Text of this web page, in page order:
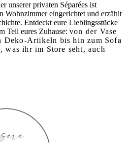
unserer privaten Séparées ist
Wohnzimmer eingerichtet und erzählt
Entdeckt eure Lieblingsstücke
Teil eures Zuhause: von der Vase
Deko-Artikeln bis hin zum Sofa
was ihr im Store seht, auch